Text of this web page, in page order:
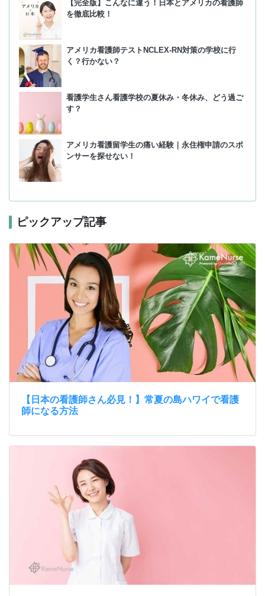
【完全版】こんなに違う！日本とアメリカの看護師
を徹底比較！
アメリカ看護師テストNCLEX-RN対策の学校に行
く？行かない？
看護学生さん看護学校の夏休み・冬休み、どう過ご
す？
アメリカ看護留学生の痛い経験｜永住権申請のスポ
ンサーを探せない！
ピックアップ記事
【日本の看護師さん必見！】常夏の島ハワイで看護
師になる方法